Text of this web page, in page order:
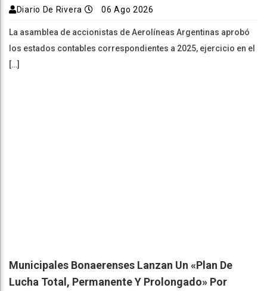
Diario De Rivera 06 Ago 2026
La asamblea de accionistas de Aerolíneas Argentinas aprobó
los estados contables correspondientes a 2025, ejercicio en el
[…]
Municipales Bonaerenses Lanzan Un «plan De
Lucha Total, Permanente Y Prolongado» Por